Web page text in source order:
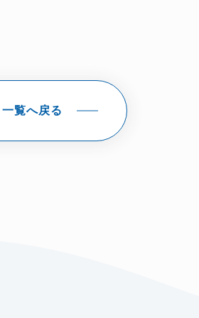
一覧へ戻る